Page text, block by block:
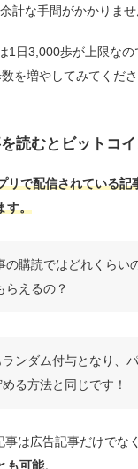
計な手間がかかりませ
1日3,000歩が上限なの
を増やしてみてくださ
読むとビットコ
リで配信されている記
す。
の購読ではどれくらい
らえるの？
ンダム付与となり、
る方法と同じです！
は広告記事だけでなく
も可能。